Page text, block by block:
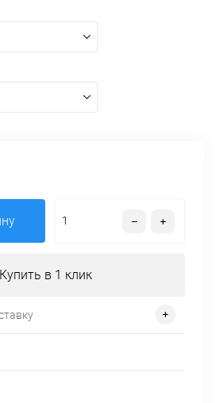
Купить в 1 клик